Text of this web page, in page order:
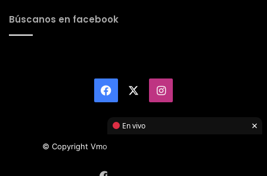
Búscanos en facebook
Facebook Instagram
© Copyright Vmotor TI 2026, All Rights Reserved
En vivo ×